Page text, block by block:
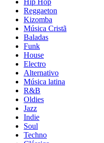
Hip Hop
Reggaeton
Kizomba
Música Cristã
Baladas
Funk
House
Electro
Alternativo
Música latina
R&B
Oldies
Jazz
Indie
Soul
Techno